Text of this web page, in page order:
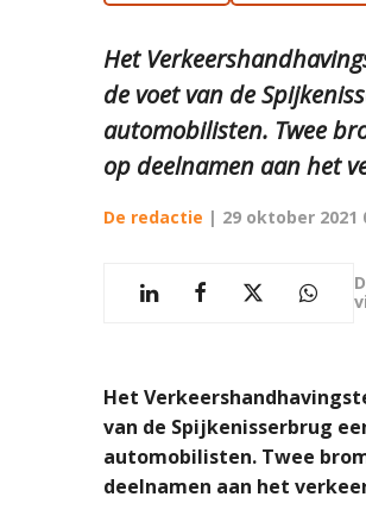
Het
de voet van de
automobilisten. Twee
op deelnamen aan het
De redactie | 29 oktober 2021
Het
van de Spijkenisserbrug
automobilisten. Twee
deelnamen aan het